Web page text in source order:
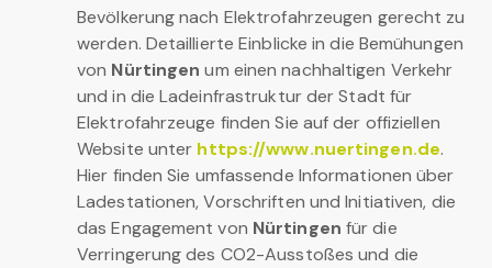
Bevölkerung nach Elektrofahrzeugen gerecht zu
werden. Detaillierte Einblicke in die Bemühungen
von Nürtingen um einen nachhaltigen Verkehr
und in die Ladeinfrastruktur der Stadt für
Elektrofahrzeuge finden Sie auf der offiziellen
Website unter https://www.nuertingen.de.
Hier finden Sie umfassende Informationen über
Ladestationen, Vorschriften und Initiativen, die
das Engagement von Nürtingen für die
Verringerung des CO2-Ausstoßes und die